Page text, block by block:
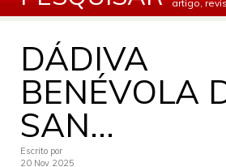
artigo,
DÁDIVA
BENÉVOLA
SAN...
Escrito por
20 Nov 2025